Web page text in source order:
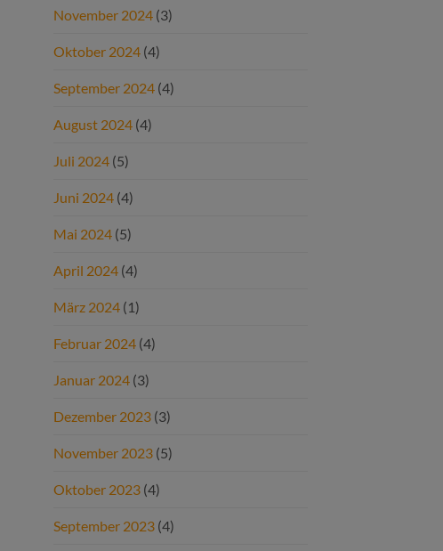
November 2024 (3)
Oktober 2024 (4)
September 2024 (4)
August 2024 (4)
Juli 2024 (5)
Juni 2024 (4)
Mai 2024 (5)
April 2024 (4)
März 2024 (1)
Februar 2024 (4)
Januar 2024 (3)
Dezember 2023 (3)
November 2023 (5)
Oktober 2023 (4)
September 2023 (4)